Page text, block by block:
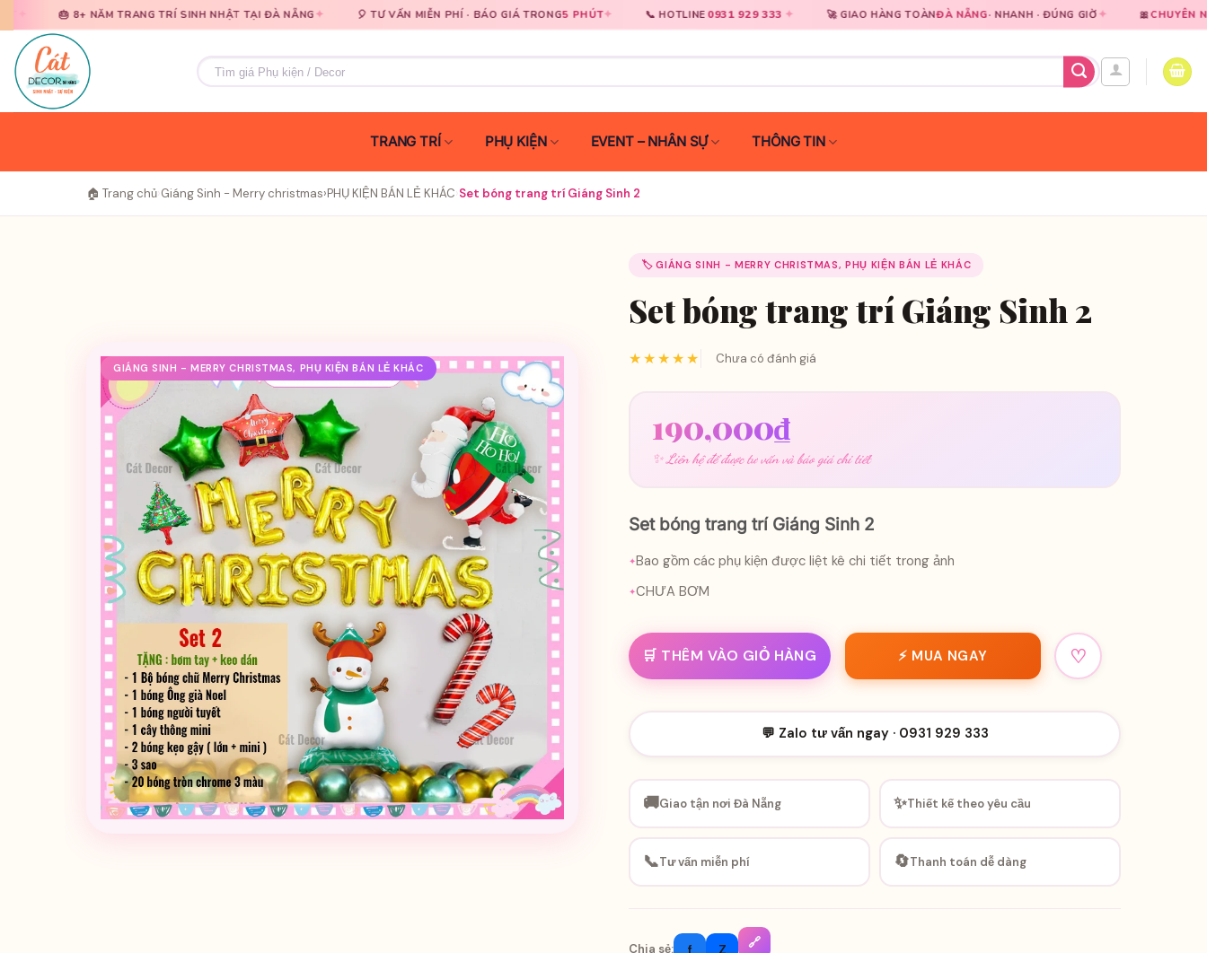
qua
nội
dung
qua
nội
dung
TRANG TRÍ SINH NHẬT TẠI ĐÀ NẴNG✦ 🎈 TƯ VẤN MIỄN PHÍ · BÁO GIÁ TRONG 5 PHÚT✦ 📞 HOTLINE 0931 929 333✦ 🚀 GIAO HÀNG TOÀNĐÀ NẴNG· NHANH · ĐÚNG GIỜ✦ 🎀CHUYÊN NGHIỆPTRONG
Tìm
kiếm:
TRANG TRÍ PHỤ KIỆN EVENT – NHÂN SỰ THÔNG TIN
🏠 Trang chủ Giáng Sinh - Merry christmas›PHỤ KIỆN BÁN LẺ KHÁC Set bóng trang trí Giáng Sinh 2
GIÁNG SINH - MERRY CHRISTMAS, PHỤ KIỆN BÁN LẺ KHÁC
🏷️ GIÁNG SINH - MERRY CHRISTMAS, PHỤ KIỆN BÁN LẺ KHÁC
Set bóng trang trí Giáng Sinh 2
★★★★★ Chưa có đánh giá
190,000₫
✨ Liên hệ để được tư vấn và báo giá chi tiết
Set bóng trang trí Giáng Sinh 2
Bao gồm các phụ kiện được liệt kê chi tiết trong ảnh
CHƯA BƠM
🛒 THÊM VÀO GIỎ HÀNG ⚡ MUA NGAY ♡
💬 Zalo tư vấn ngay · 0931 929 333
🚚Giao tận nơi Đà Nẵng ✨Thiết kế theo yêu cầu
📞Tư vấn miễn phí 🔄Thanh toán dễ dàng
Chia sẻ: f Z 🔗